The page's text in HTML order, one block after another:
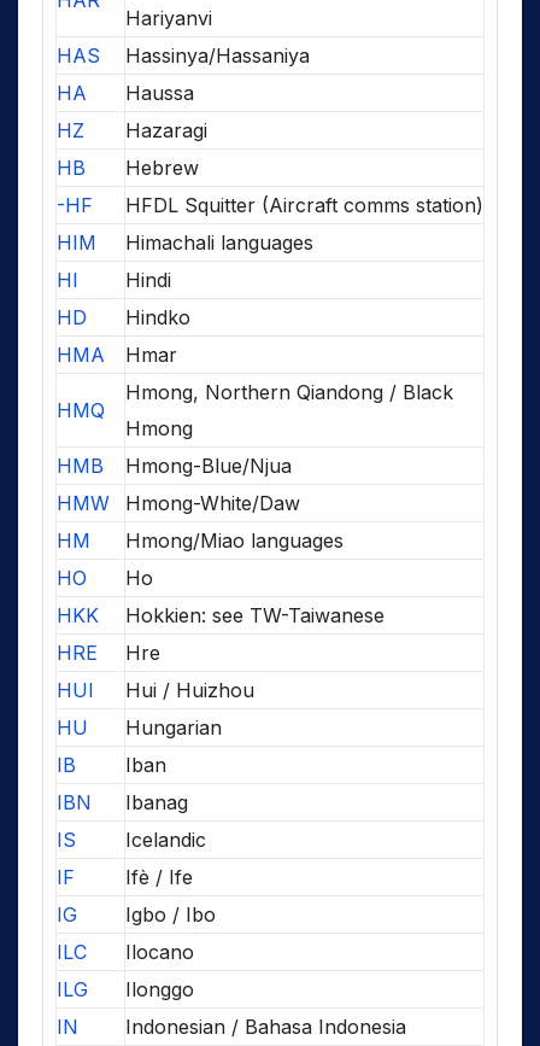
Hariyanvi
HAS
Hassinya/Hassaniya
HA
Haussa
HZ
Hazaragi
HB
Hebrew
-HF
HFDL Squitter (Aircraft comms station)
HIM
Himachali languages
HI
Hindi
HD
Hindko
HMA
Hmar
HMQ
Hmong, Northern Qiandong / Black
Hmong
HMB
Hmong-Blue/Njua
HMW
Hmong-White/Daw
HM
Hmong/Miao languages
HO
Ho
HKK
Hokkien: see TW-Taiwanese
HRE
Hre
HUI
Hui / Huizhou
HU
Hungarian
IB
Iban
IBN
Ibanag
IS
Icelandic
IF
Ifè / Ife
IG
Igbo / Ibo
ILC
Ilocano
ILG
Ilonggo
IN
Indonesian / Bahasa Indonesia